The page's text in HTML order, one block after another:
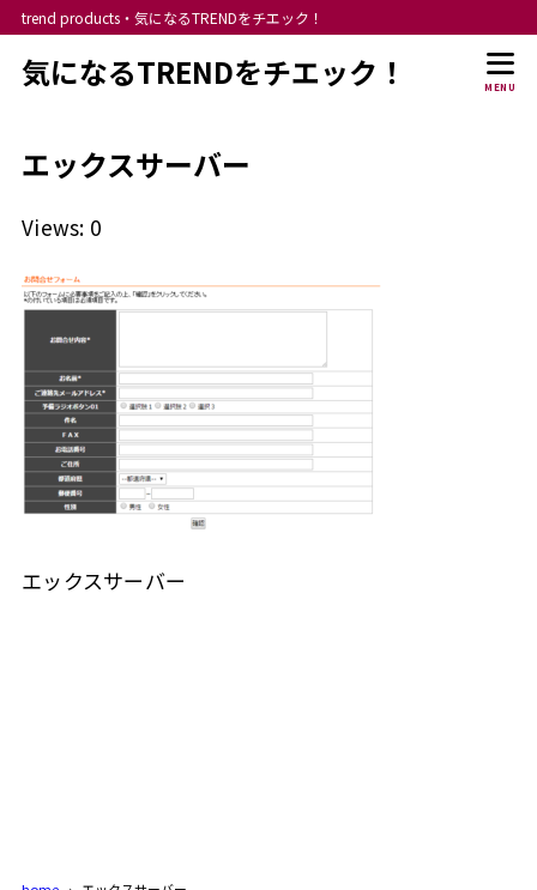
trend products・気になるTRENDをチエック！
気になるTRENDをチエック！ MENU
エックスサーバー
Views: 0
エックスサーバー